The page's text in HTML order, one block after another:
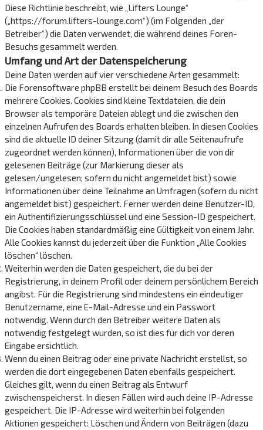
Diese Richtlinie beschreibt, wie „Lifters Lounge“
(„https://forum.lifters-lounge.com“) (im Folgenden „der
Betreiber“) die Daten verwendet, die während deines Foren-
Besuchs gesammelt werden.
Umfang und Art der Datenspeicherung
Deine Daten werden auf vier verschiedene Arten gesammelt:
Die Forensoftware phpBB erstellt bei deinem Besuch des Boards
mehrere Cookies. Cookies sind kleine Textdateien, die dein
Browser als temporäre Dateien ablegt und die zwischen den
einzelnen Aufrufen des Boards erhalten bleiben. In diesen Cookies
sind die aktuelle ID deiner Sitzung (damit dir alle Seitenaufrufe
zugeordnet werden können), Informationen über die von dir
gelesenen Beiträge (zur Markierung dieser als
gelesen/ungelesen; sofern du nicht angemeldet bist) sowie
Informationen über deine Teilnahme an Umfragen (sofern du nicht
angemeldet bist) gespeichert. Ferner werden deine Benutzer-ID,
ein Authentifizierungsschlüssel und eine Session-ID gespeichert.
Die Cookies haben standardmäßig eine Gültigkeit von einem Jahr.
Alle Cookies kannst du jederzeit über die Funktion „Alle Cookies
löschen“ löschen.
Weiterhin werden die Daten gespeichert, die du bei der
Registrierung, in deinem Profil oder deinem persönlichem Bereich
angibst. Für die Registrierung sind mindestens ein eindeutiger
Benutzername, eine E-Mail-Adresse und ein Passwort
notwendig. Wenn durch den Betreiber weitere Daten als
notwendig festgelegt wurden, so ist dies für dich vor deren
Eingabe ersichtlich.
Wenn du einen Beitrag oder eine private Nachricht erstellst, so
werden die dort eingegebenen Daten ebenfalls gespeichert.
Gleiches gilt, wenn du einen Beitrag als Entwurf
zwischenspeicherst. In diesen Fällen wird auch deine IP-Adresse
gespeichert. Die IP-Adresse wird weiterhin bei folgenden
Aktionen gespeichert: Löschen und Ändern von Beiträgen (dazu